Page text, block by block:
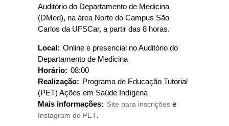
Auditório do Departamento de Medicina
(DMed), na área Norte do Campus São
Carlos da UFSCar, a partir das 8 horas.
Local: Online e presencial no Auditório do
Departamento de Medicina
Horário: 08:00
Realização: Programa de Educação Tutorial
(PET) Ações em Saúde Indígena
Mais informações: Site para inscrições e
Instagram do PET.